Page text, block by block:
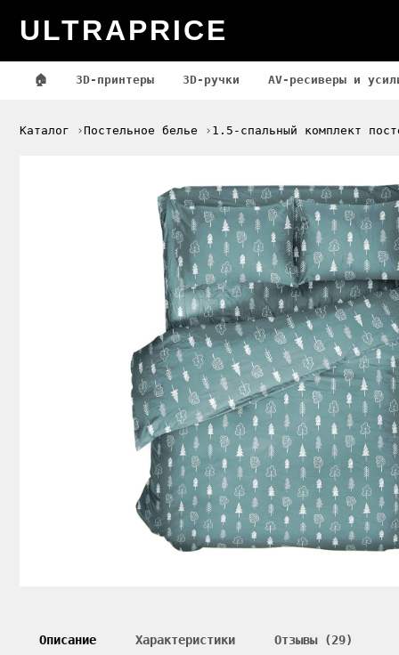
ULTRAPRICE
🏠 3D-принтеры 3D-ручки AV-ресиверы и
Каталог Постельное белье 1.5-спальный комплект
Описание Характеристики Отзывы (29)